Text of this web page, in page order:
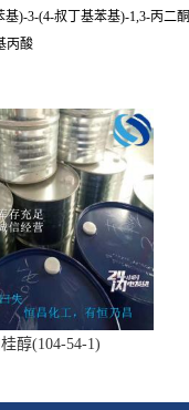
基)-3-(4-叔丁基苯基)-1,3-丙二酮
丙酸
醇(104-54-1)